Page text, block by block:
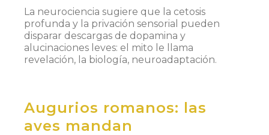
La neurociencia sugiere que la cetosis
profunda y la privación sensorial pueden
disparar descargas de dopamina y
alucinaciones leves: el mito le llama
revelación, la biología, neuroadaptación.
Augurios romanos: las
aves mandan